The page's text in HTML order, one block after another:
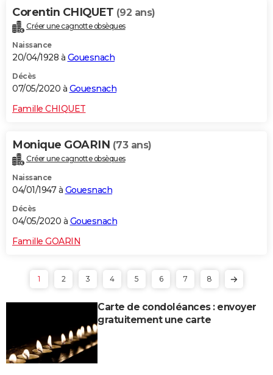
Corentin CHIQUET (92 ans)
Créer une cagnotte obsèques
Naissance
20/04/1928 à Gouesnach
Décès
07/05/2020 à Gouesnach
Famille CHIQUET
Monique GOARIN (73 ans)
Créer une cagnotte obsèques
Naissance
04/01/1947 à Gouesnach
Décès
04/05/2020 à Gouesnach
Famille GOARIN
1 2 3 4 5 6 7 8
Carte de condoléances : envoyer
gratuitement une carte